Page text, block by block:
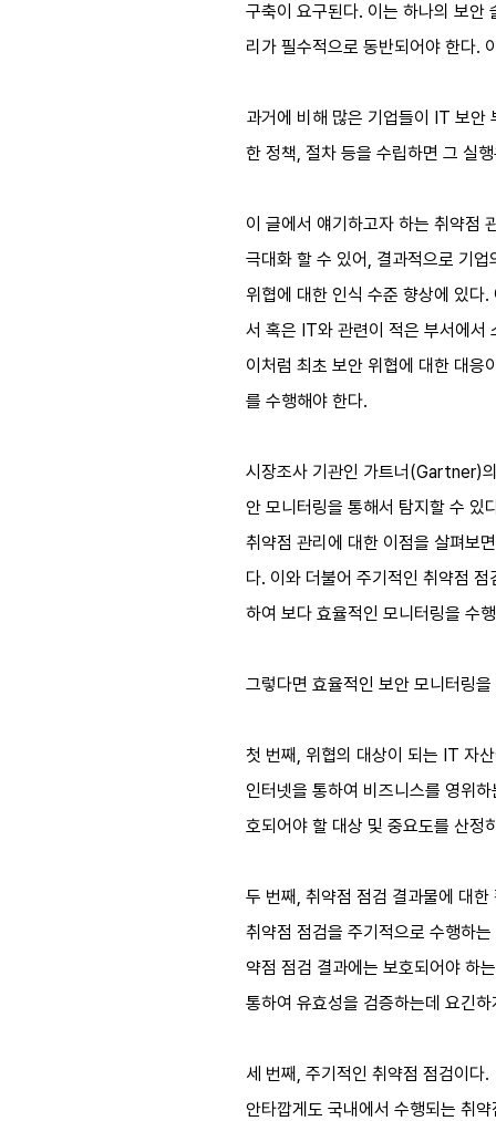
구축이 요구된다. 이는 하나의 보안
리가 필수적으로 동반되어야 한다.
과거에 비해 많은 기업들이 IT 보안
한 정책, 절차 등을 수립하면 그 실
이 글에서 얘기하고자 하는 취약점
극대화 할 수 있어, 결과적으로 기
위협에 대한 인식 수준 향상에 있다
서 혹은 IT와 관련이 적은 부서에서
이처럼 최초 보안 위협에 대한 대
를 수행해야 한다.
시장조사 기관인 가트너(Gartner)
안 모니터링을 통해서 탐지할 수 있
취약점 관리에 대한 이점을 살펴보
다. 이와 더불어 주기적인 취약점
하여 보다 효율적인 모니터링을 수
그렇다면 효율적인 보안 모니터링
첫 번째, 위협의 대상이 되는 IT 자
인터넷을 통하여 비즈니스를 영위
호되어야 할 대상 및 중요도를 산정
두 번째, 취약점 점검 결과물에 대한
취약점 점검을 주기적으로 수행하
약점 점검 결과에는 보호되어야 하
통하여 유효성을 검증하는데 요긴
세 번째, 주기적인 취약점 점검이다.
안타깝게도 국내에서 수행되는 취